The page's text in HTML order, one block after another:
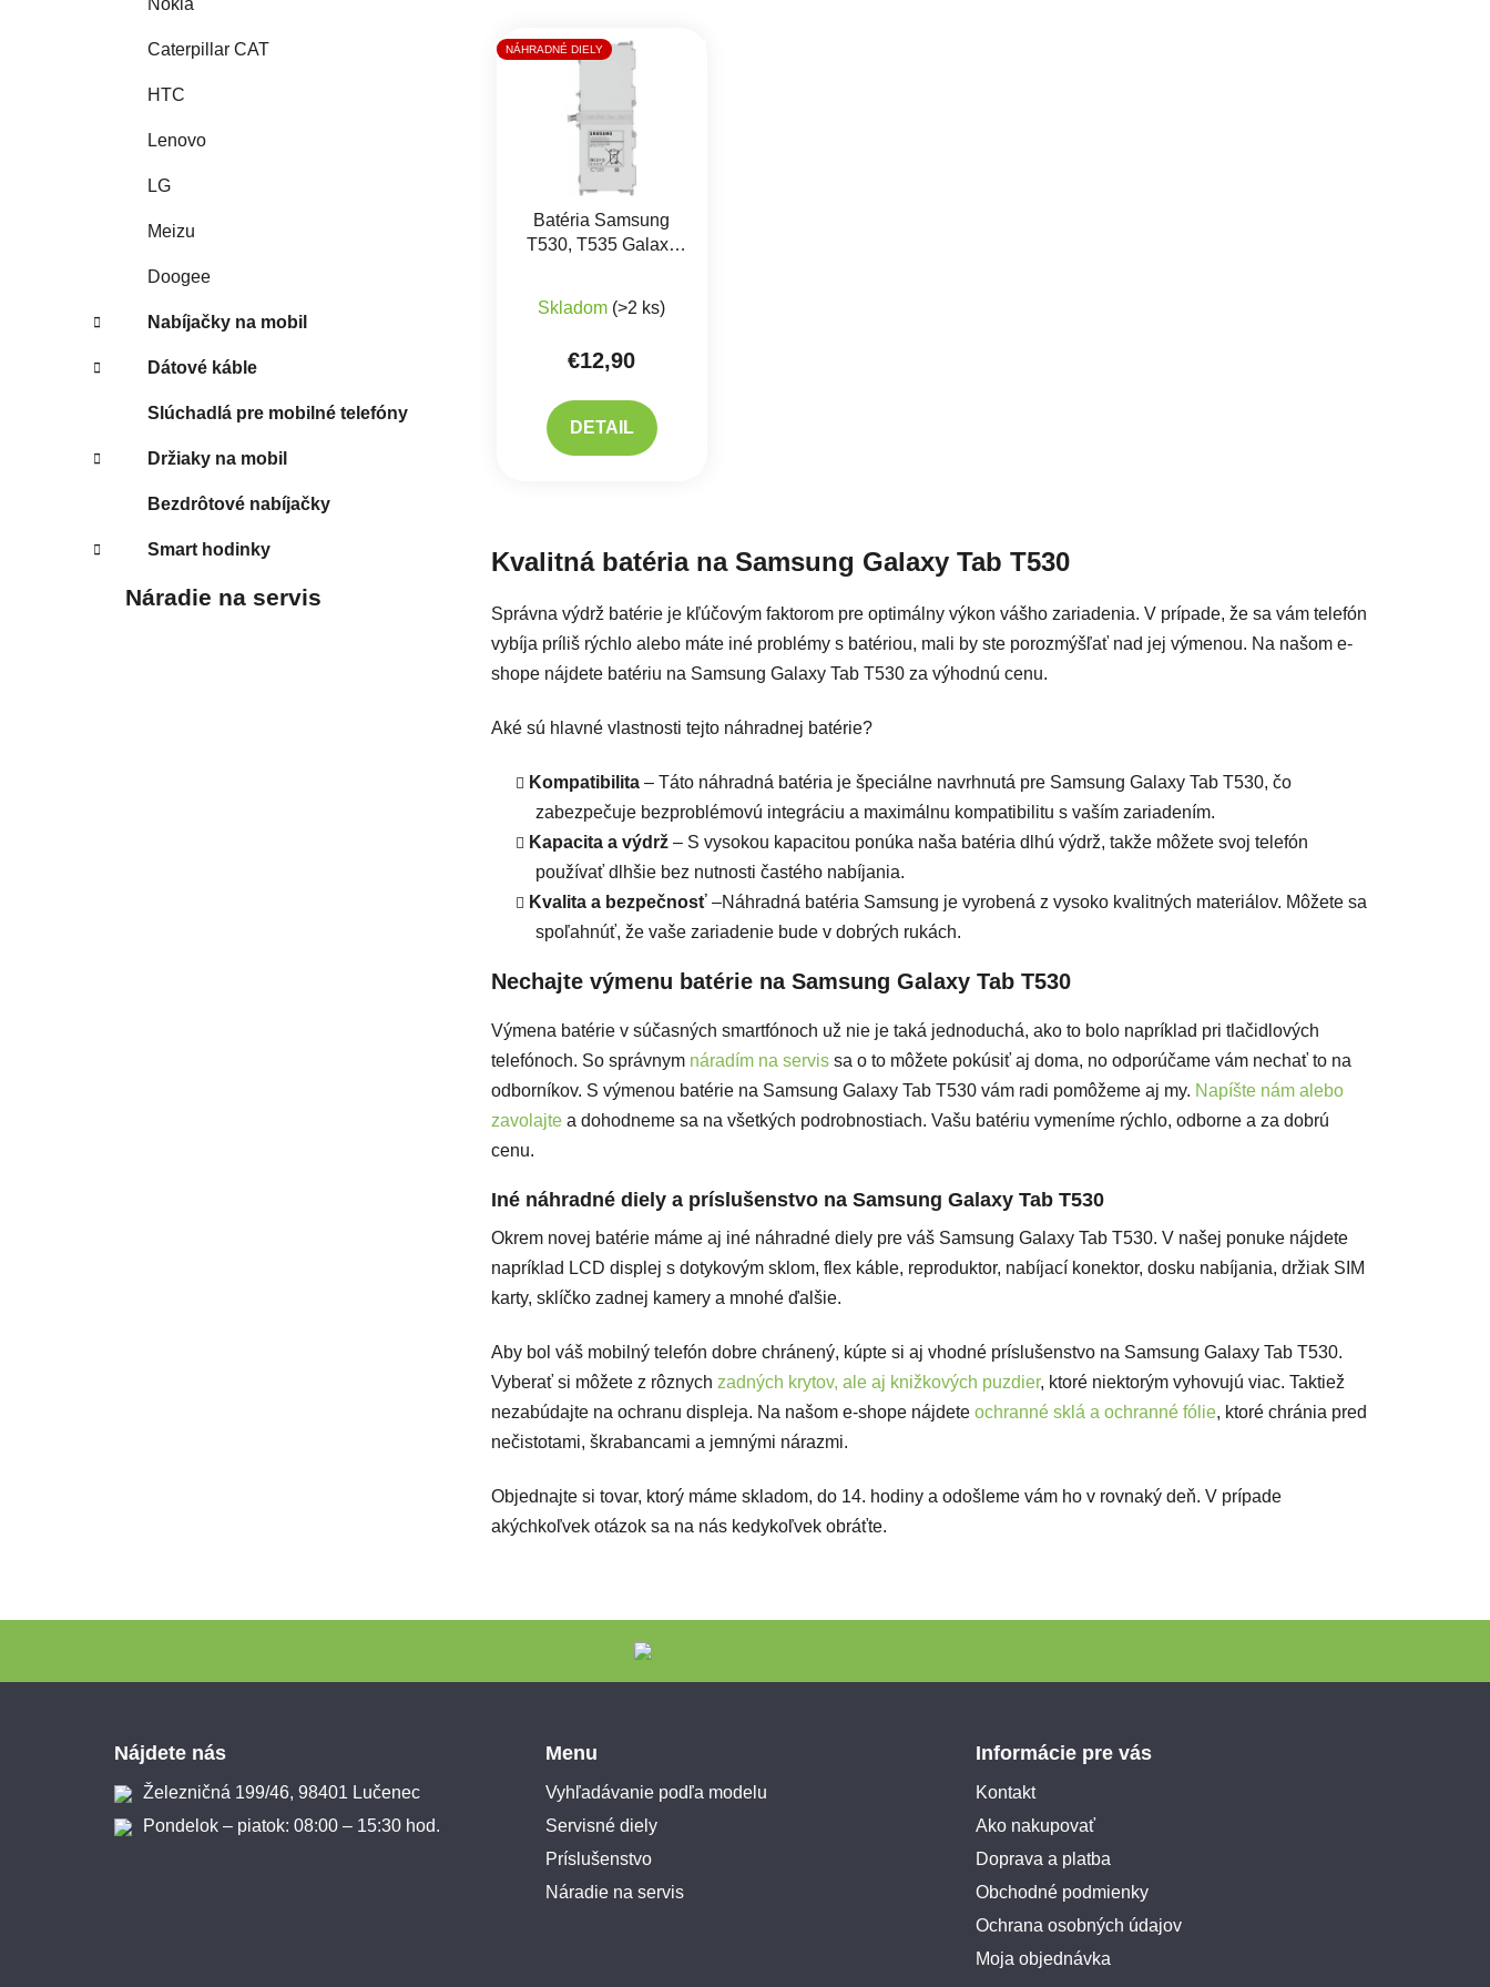
Caterpillar CAT
HTC
Lenovo
LG
Meizu
Doogee
Nabíjačky na mobil
Dátové káble
Slúchadlá pre mobilné telefóny
Držiaky na mobil
Bezdrôtové nabíjačky
Smart hodinky
Náradie na servis
Výpis produktov
NÁHRADNÉ DIELY
Batéria Samsung
T530, T535 Galaxy
Skladom (>2 ks)
€12,90
DETAIL
Kvalitná batéria na Samsung Galaxy Tab T530
Správna výdrž batérie je kľúčovým faktorom pre optimálny výkon vášho zariadenia. V prípade, že sa vám telefón
vybíja príliš rýchlo alebo máte iné problémy s batériou, mali by ste porozmýšľať nad jej výmenou. Na našom e-
shope nájdete batériu na Samsung Galaxy Tab T530 za výhodnú cenu.
Aké sú hlavné vlastnosti tejto náhradnej batérie?
Kompatibilita – Táto náhradná batéria je špeciálne navrhnutá pre Samsung Galaxy Tab T530, čo
zabezpečuje bezproblémovú integráciu a maximálnu kompatibilitu s vaším zariadením.
Kapacita a výdrž – S vysokou kapacitou ponúka naša batéria dlhú výdrž, takže môžete svoj telefón
používať dlhšie bez nutnosti častého nabíjania.
Kvalita a bezpečnosť –Náhradná batéria Samsung je vyrobená z vysoko kvalitných materiálov. Môžete sa
spoľahnúť, že vaše zariadenie bude v dobrých rukách.
Nechajte výmenu batérie na Samsung Galaxy Tab T530
Výmena batérie v súčasných smartfónoch už nie je taká jednoduchá, ako to bolo napríklad pri tlačidlových
telefónoch. So správnym náradím na servis sa o to môžete pokúsiť aj doma, no odporúčame vám nechať to na
odborníkov. S výmenou batérie na Samsung Galaxy Tab T530 vám radi pomôžeme aj my. Napíšte nám alebo
zavolajte a dohodneme sa na všetkých podrobnostiach. Vašu batériu vymeníme rýchlo, odborne a za dobrú
cenu.
Iné náhradné diely a príslušenstvo na Samsung Galaxy Tab T530
Okrem novej batérie máme aj iné náhradné diely pre váš Samsung Galaxy Tab T530. V našej ponuke nájdete
napríklad LCD displej s dotykovým sklom, flex káble, reproduktor, nabíjací konektor, dosku nabíjania, držiak SIM
karty, sklíčko zadnej kamery a mnohé ďalšie.
Aby bol váš mobilný telefón dobre chránený, kúpte si aj vhodné príslušenstvo na Samsung Galaxy Tab T530.
Vyberať si môžete z rôznych zadných krytov, ale aj knižkových puzdier, ktoré niektorým vyhovujú viac. Taktiež
nezabúdajte na ochranu displeja. Na našom e-shope nájdete ochranné sklá a ochranné fólie, ktoré chránia pred
nečistotami, škrabancami a jemnými nárazmi.
Objednajte si tovar, ktorý máme skladom, do 14. hodiny a odošleme vám ho v rovnaký deň. V prípade
akýchkoľvek otázok sa na nás kedykoľvek obráťte.
Nájdete nás
Železničná 199/46, 98401 Lučenec
Pondelok – piatok: 08:00 – 15:30 hod.
Menu
Vyhľadávanie podľa modelu
Servisné diely
Príslušenstvo
Náradie na servis
Informácie pre vás
Kontakt
Ako nakupovať
Doprava a platba
Obchodné podmienky
Ochrana osobných údajov
Moja objednávka